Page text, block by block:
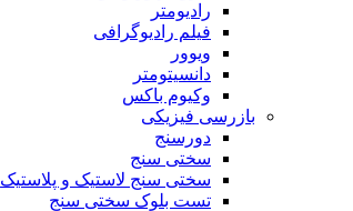
رادیومتر
فیلم رادیوگرافی
ویوور
دانسیتومتر
وکیوم باکس
بازرسی فیزیکی
دورسنج
سختی سنج
سختی سنج لاستیک و پلاستیک
تست بلوک سختی سنج